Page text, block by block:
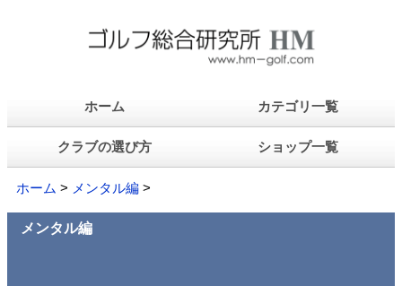
ホーム カテゴリ一覧
クラブの選び方 ショップ一覧
ホーム > メンタル編 >
メンタル編